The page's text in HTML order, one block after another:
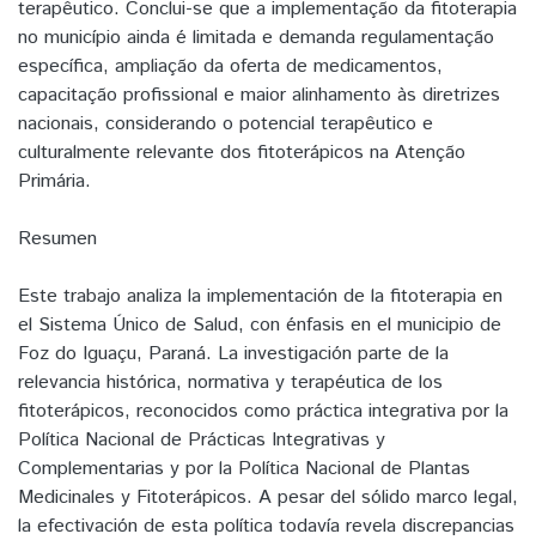
terapêutico. Conclui-se que a implementação da fitoterapia
no município ainda é limitada e demanda regulamentação
específica, ampliação da oferta de medicamentos,
capacitação profissional e maior alinhamento às diretrizes
nacionais, considerando o potencial terapêutico e
culturalmente relevante dos fitoterápicos na Atenção
Primária.
Resumen
Este trabajo analiza la implementación de la fitoterapia en
el Sistema Único de Salud, con énfasis en el municipio de
Foz do Iguaçu, Paraná. La investigación parte de la
relevancia histórica, normativa y terapéutica de los
fitoterápicos, reconocidos como práctica integrativa por la
Política Nacional de Prácticas Integrativas y
Complementarias y por la Política Nacional de Plantas
Medicinales y Fitoterápicos. A pesar del sólido marco legal,
la efectivación de esta política todavía revela discrepancias